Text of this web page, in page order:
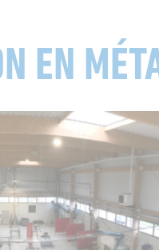
ENTREZ VOTRE
RECHERCHER
Name*
EN